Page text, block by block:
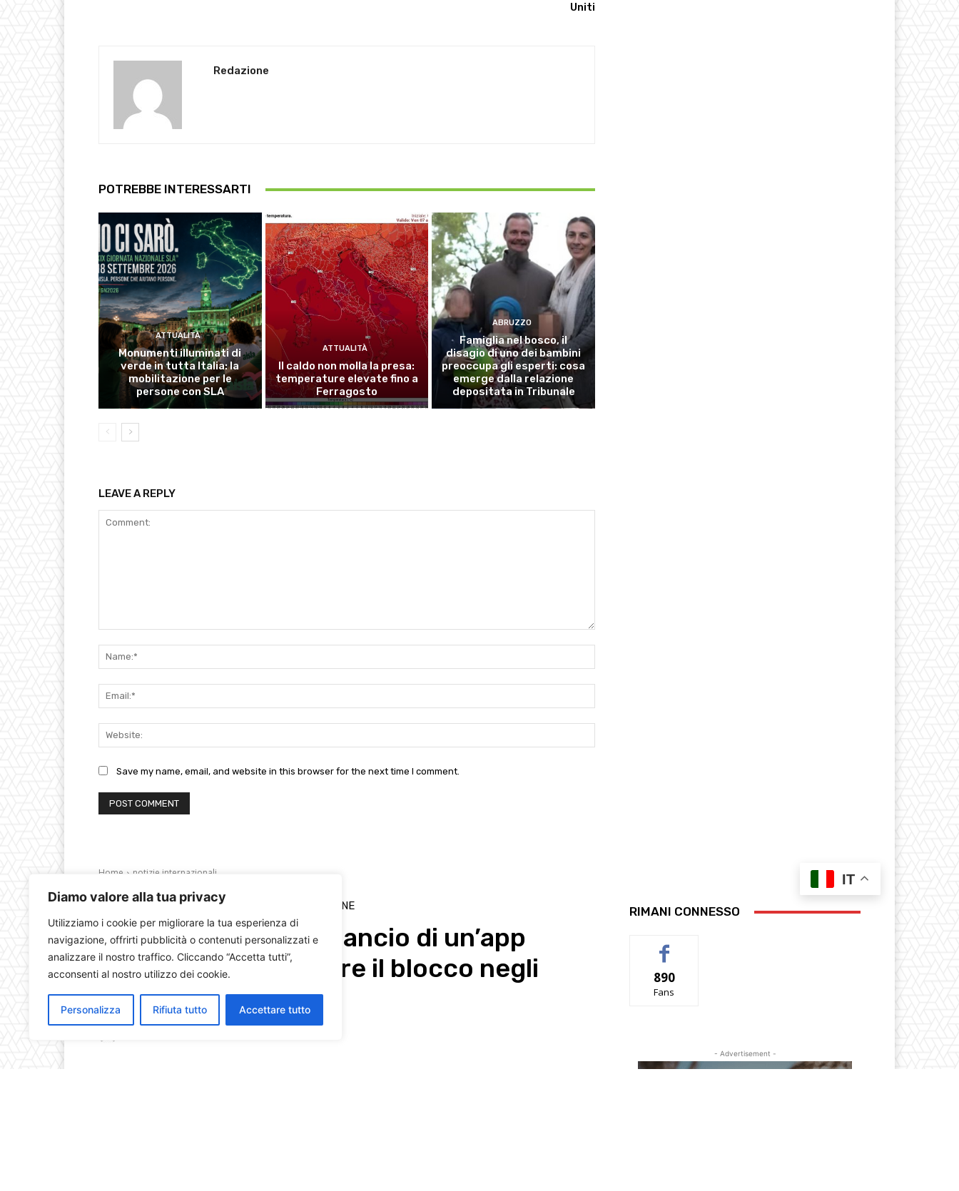
Diamo valore alla tua privacy
Utilizziamo i cookie per migliorare la tua esperienza di
navigazione, offrirti pubblicità o contenuti personalizzati e
analizzare il nostro traffico. Cliccando “Accetta tutti”,
acconsenti al nostro utilizzo dei cookie.
Personalizza Rifiuta tutto Accettare tutto
Uniti
Redazione
POTREBBE INTERESSARTI
ATTUALITÀ
Monumenti illuminati di
verde in tutta Italia: la
mobilitazione per le
persone con SLA
ATTUALITÀ
Il caldo non molla la presa:
temperature elevate fino a
Ferragosto
ABRUZZO
Famiglia nel bosco, il
disagio di uno dei bambini
preoccupa gli esperti: cosa
emerge dalla relazione
depositata in Tribunale
LEAVE A REPLY
Save my name, email, and website in this browser for the next time I comment.